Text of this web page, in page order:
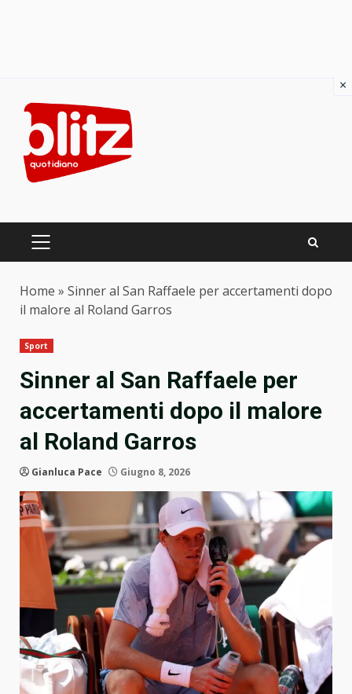
content
PRIMARY
Home » Sinner al San Raffaele per accertamenti dopo
il malore al Roland Garros
Sport
Sinner al San Raffaele per
accertamenti dopo il malore
al Roland Garros
Gianluca Pace Giugno 8, 2026
×